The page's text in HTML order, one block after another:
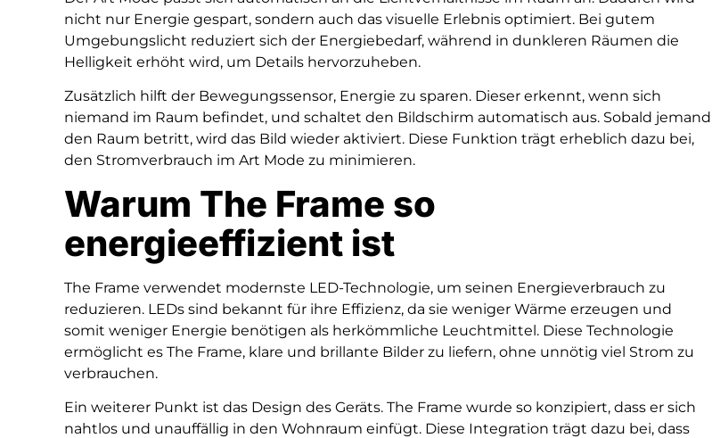
nicht nur Energie gespart, sondern auch das visuelle Erlebnis optimiert. Bei gutem
Umgebungslicht reduziert sich der Energiebedarf, während in dunkleren Räumen die
Helligkeit erhöht wird, um Details hervorzuheben.
Zusätzlich hilft der Bewegungssensor, Energie zu sparen. Dieser erkennt, wenn sich
niemand im Raum befindet, und schaltet den Bildschirm automatisch aus. Sobald jemand
den Raum betritt, wird das Bild wieder aktiviert. Diese Funktion trägt erheblich dazu bei,
den Stromverbrauch im Art Mode zu minimieren.
Warum The Frame so
energieeffizient ist
The Frame verwendet modernste LED-Technologie, um seinen Energieverbrauch zu
reduzieren. LEDs sind bekannt für ihre Effizienz, da sie weniger Wärme erzeugen und
somit weniger Energie benötigen als herkömmliche Leuchtmittel. Diese Technologie
ermöglicht es The Frame, klare und brillante Bilder zu liefern, ohne unnötig viel Strom zu
verbrauchen.
Ein weiterer Punkt ist das Design des Geräts. The Frame wurde so konzipiert, dass er sich
nahtlos und unauffällig in den Wohnraum einfügt. Diese Integration trägt dazu bei, dass